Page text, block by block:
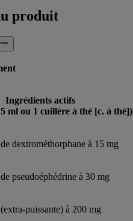
produit
Ingrédients actifs
ml ou 1 cuillère à thé [c. à thé])
dextrométhorphane à 15 mg
pseudoéphédrine à 30 mg
puissante) à 200 mg